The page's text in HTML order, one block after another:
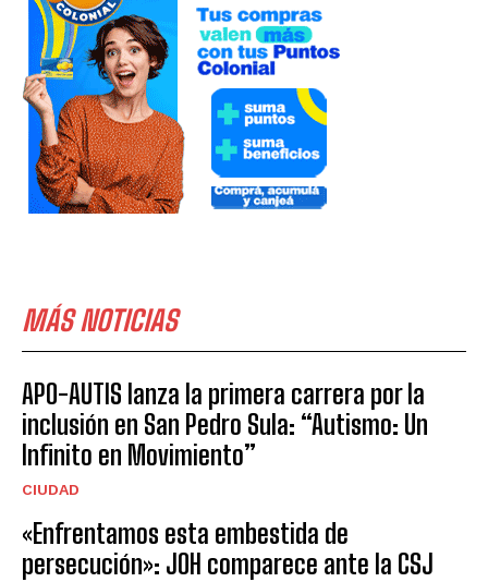
MÁS NOTICIAS
APO-AUTIS lanza la primera carrera por la
inclusión en San Pedro Sula: “Autismo: Un
Infinito en Movimiento”
CIUDAD
«Enfrentamos esta embestida de
persecución»: JOH comparece ante la CSJ